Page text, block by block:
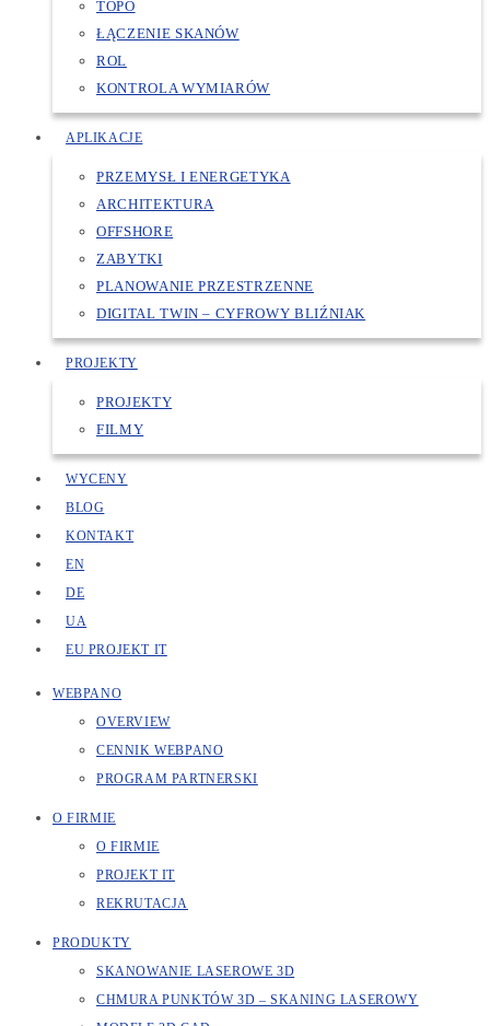
TOPO
ŁĄCZENIE SKANÓW
ROL
KONTROLA WYMIARÓW
APLIKACJE
PRZEMYSŁ I ENERGETYKA
ARCHITEKTURA
OFFSHORE
ZABYTKI
PLANOWANIE PRZESTRZENNE
DIGITAL TWIN – CYFROWY BLIŹNIAK
PROJEKTY
PROJEKTY
FILMY
WYCENY
BLOG
KONTAKT
EN
DE
UA
EU PROJEKT IT
WEBPANO
OVERVIEW
CENNIK WEBPANO
PROGRAM PARTNERSKI
O FIRMIE
O FIRMIE
PROJEKT IT
REKRUTACJA
PRODUKTY
SKANOWANIE LASEROWE 3D
CHMURA PUNKTÓW 3D – SKANING LASEROWY